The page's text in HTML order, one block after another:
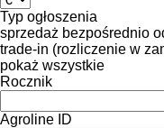
Typ ogłoszenia
sprzedaż bezpośrednio
trade-in (rozliczenie w
pokaż wszystkie
Rocznik
Agroline ID